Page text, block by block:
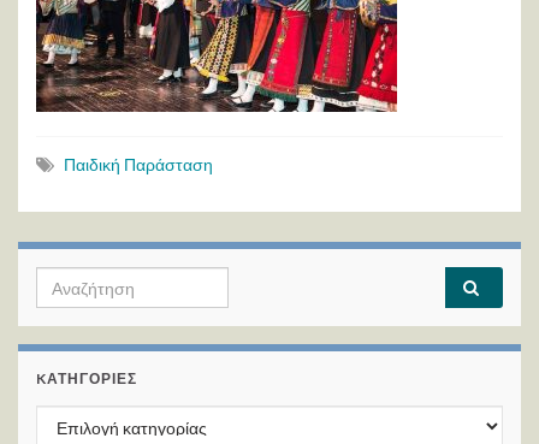
Παιδική Παράσταση
Search for:
KΑΤΗΓΟΡΊΕΣ
Kατηγορίες